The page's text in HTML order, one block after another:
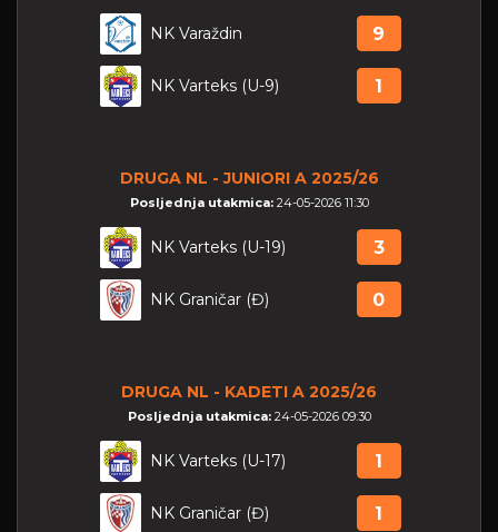
NK Varaždin 9
NK Varteks (U-9) 1
DRUGA NL - JUNIORI A 2025/26
Posljednja utakmica: 24-05-2026 11:30
NK Varteks (U-19) 3
NK Graničar (Đ) 0
DRUGA NL - KADETI A 2025/26
Posljednja utakmica: 24-05-2026 09:30
NK Varteks (U-17) 1
NK Graničar (Đ) 1